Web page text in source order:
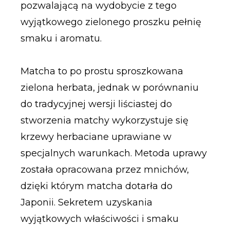
pozwalającą na wydobycie z tego
wyjątkowego zielonego proszku pełnię
smaku i aromatu.
Matcha to po prostu sproszkowana
zielona herbata, jednak w porównaniu
do tradycyjnej wersji liściastej do
stworzenia matchy wykorzystuje się
krzewy herbaciane uprawiane w
specjalnych warunkach. Metoda uprawy
została opracowana przez mnichów,
dzięki którym matcha dotarła do
Japonii. Sekretem uzyskania
wyjątkowych właściwości i smaku